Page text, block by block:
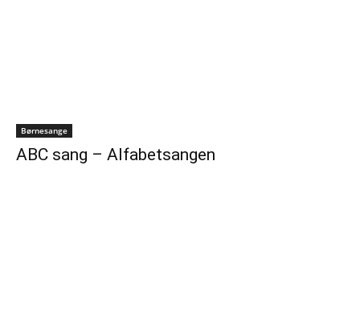
Børnesange
ABC sang – Alfabetsangen